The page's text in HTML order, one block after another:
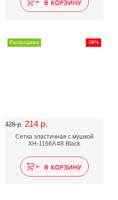
428 р. 214 р.
-50%
Распродажа
Сетка эластичная с мушкой
XH-1166A #8 Black